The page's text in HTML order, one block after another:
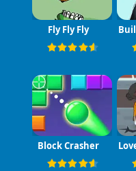
Fly Fly Fly
Block Crasher